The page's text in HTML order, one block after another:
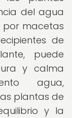
del agua
por macetas
de
puede
y calma
agua,
plantas de
y la